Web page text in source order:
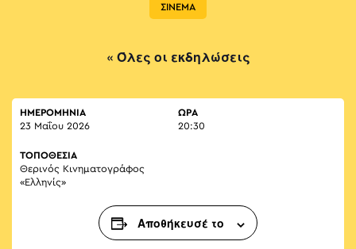
ΣΙΝΕΜΑ
« Όλες οι εκδηλώσεις
ΗΜΕΡΟΜΗΝΙΑ
23 Μαΐου 2026
ΏΡΑ
20:30
ΤΟΠΟΘΕΣΙΑ
Θερινός Κινηματογράφος
«Ελληνίς»
Αποθήκευσέ το